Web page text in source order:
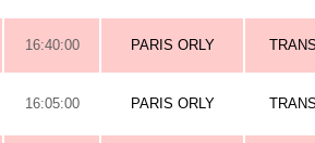
16:40:00 PARIS ORLY
16:05:00 PARIS ORLY